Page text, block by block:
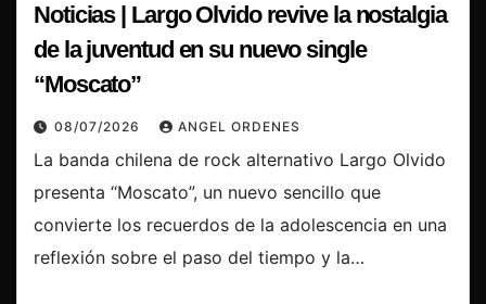
Noticias | Largo Olvido revive la nostalgia
de la juventud en su nuevo single
“Moscato”
08/07/2026 ANGEL ORDENES
La banda chilena de rock alternativo Largo Olvido
presenta “Moscato”, un nuevo sencillo que
convierte los recuerdos de la adolescencia en una
reflexión sobre el paso del tiempo y la…